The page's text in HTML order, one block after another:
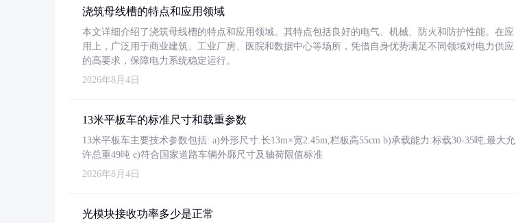
浇筑母线槽的特点和应用领域
本文详细介绍了浇筑母线槽的特点和应用领域。其特点包括良好的电气、机械、防火和防护性能。在应
用上，广泛用于商业建筑、工业厂房、医院和数据中心等场所，凭借自身优势满足不同领域对电力供应
的高要求，保障电力系统稳定运行。
2026年8月4日
13米平板车的标准尺寸和载重参数
13米平板车主要技术参数包括: a)外形尺寸:长13m×宽2.45m,栏板高55cm b)承载能力:标载30-35吨,最大允
许总重49吨 c)符合国家道路车辆外廓尺寸及轴荷限值标准
2026年8月4日
光模块接收功率多少是正常